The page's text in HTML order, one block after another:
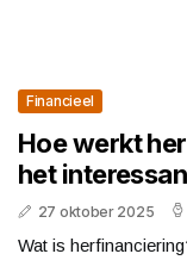
Financieel
Hoe werkt
het
27 oktober 2025
Wat is